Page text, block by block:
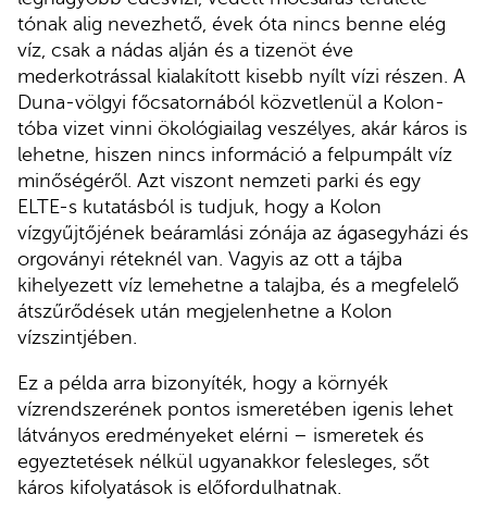
tónak alig nevezhető, évek óta nincs benne elég
víz, csak a nádas alján és a tizenöt éve
mederkotrással kialakított kisebb nyílt vízi részen. A
Duna-völgyi főcsatornából közvetlenül a Kolon-
tóba vizet vinni ökológiailag veszélyes, akár káros is
lehetne, hiszen nincs információ a felpumpált víz
minőségéről. Azt viszont nemzeti parki és egy
ELTE-s kutatásból is tudjuk, hogy a Kolon
vízgyűjtőjének beáramlási zónája az ágasegyházi és
orgoványi réteknél van. Vagyis az ott a tájba
kihelyezett víz lemehetne a talajba, és a megfelelő
átszűrődések után megjelenhetne a Kolon
vízszintjében.
Ez a példa arra bizonyíték, hogy a környék
vízrendszerének pontos ismeretében igenis lehet
látványos eredményeket elérni – ismeretek és
egyeztetések nélkül ugyanakkor felesleges, sőt
káros kifolyatások is előfordulhatnak.